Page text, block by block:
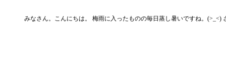
みなさん。こんにちは。 梅雨に入ったものの毎日蒸し暑いですね。